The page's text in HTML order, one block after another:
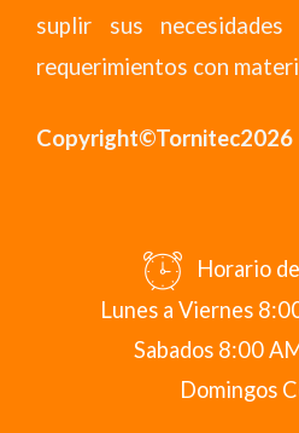
suplir sus
requerimientos con
Copyright©Tornitec2026
Horario
Lunes a Viernes
Sabados 8:00
Domingos